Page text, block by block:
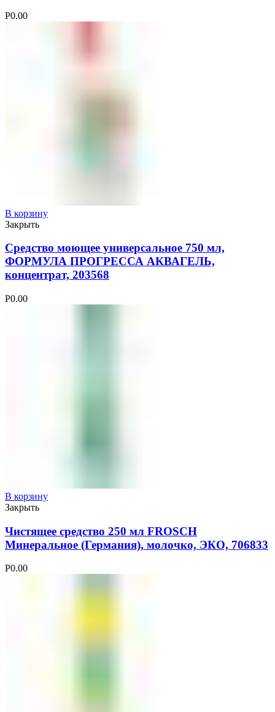
Р0.00
В корзину
Закрыть
Средство моющее универсальное 750 мл,
ФОРМУЛА ПРОГРЕССА АКВАГЕЛЬ,
концентрат, 203568
Р0.00
В корзину
Закрыть
Чистящее средство 250 мл FROSCH
Минеральное (Германия), молочко, ЭКО, 706833
Р0.00